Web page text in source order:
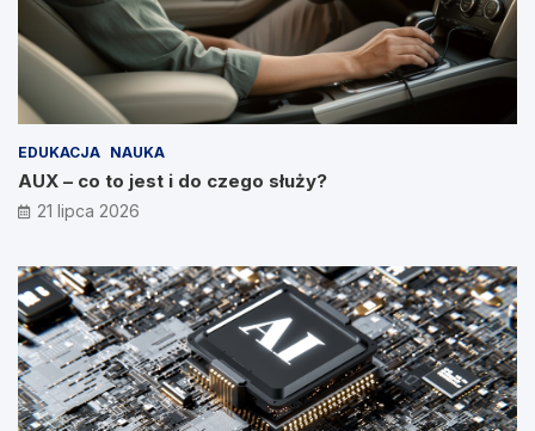
EDUKACJA NAUKA
AUX – co to jest i do czego służy?
21 lipca 2026